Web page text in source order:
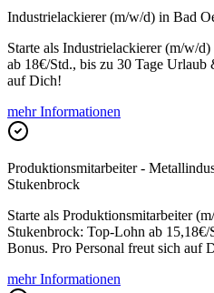
Industrielackierer (m/w/d) in Bad
Starte als Industrielackierer (m/w/
ab 18€/Std., bis zu 30 Tage Urlaub
auf Dich!
mehr Informationen
Produktionsmitarbeiter -
Stukenbrock
Starte als Produktionsmitarbeiter
Stukenbrock: Top-Lohn ab
Bonus. Pro Personal freut sich auf
mehr Informationen